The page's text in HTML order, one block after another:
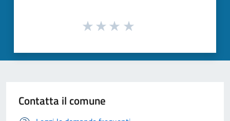
Contatta il comune